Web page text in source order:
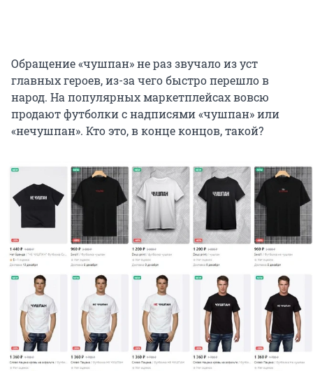
Обращение «чушпан» не раз звучало из уст
главных героев, из-за чего быстро перешло в
народ. На популярных маркетплейсах вовсю
продают футболки с надписями «чушпан» или
«нечушпан». Кто это, в конце концов, такой?